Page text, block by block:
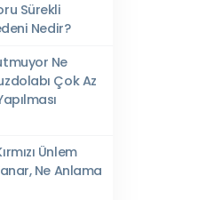
Sürekli
Nedir?
Ne
Çok Az
Ünlem
Ne Anlama